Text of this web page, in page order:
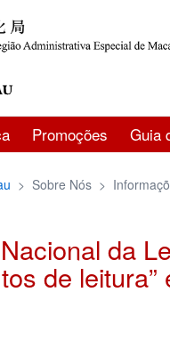
Promoções Guia
> Sobre Nós >
da
de